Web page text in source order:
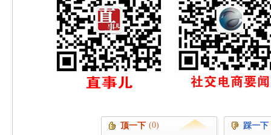
顶一下 (0) 踩一下